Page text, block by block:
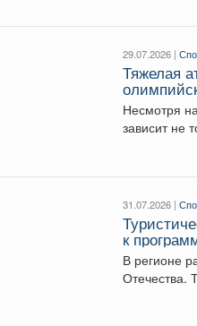
29.07.2026 |
Тяжелая
лежат
Несмотря
зависит не
31.07.2026 |
к
семей.
В регионе
Отечества.